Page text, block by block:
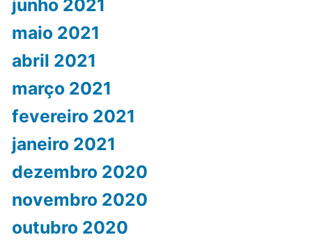
junho 2021
maio 2021
abril 2021
março 2021
fevereiro 2021
janeiro 2021
dezembro 2020
novembro 2020
outubro 2020